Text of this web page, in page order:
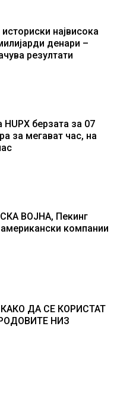
највисока
денари –
резултати
HUPX берзата за 07
за мегават час, на
ВОЈНА, Пекинг
компании
ДА СЕ КОРИСТАТ
НИЗ